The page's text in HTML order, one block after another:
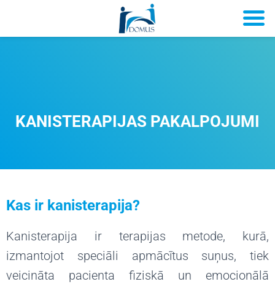
KANISTERAPIJAS PAKALPOJUMI
Kas ir kanisterapija?
Kanisterapija ir terapijas metode, kurā,
izmantojot speciāli apmācītus suņus, tiek
veicināta pacienta fiziskā un emocionālā